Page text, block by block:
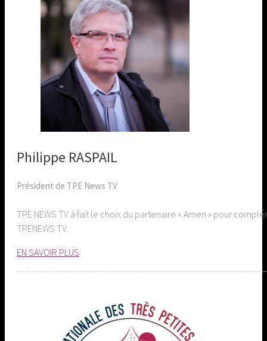
Philippe RASPAIL
Président de TPE News TV
TPE NEWS TV à fait le choix du partenaire « Amen » pour
TPENEWS TV.
EN SAVOIR PLUS